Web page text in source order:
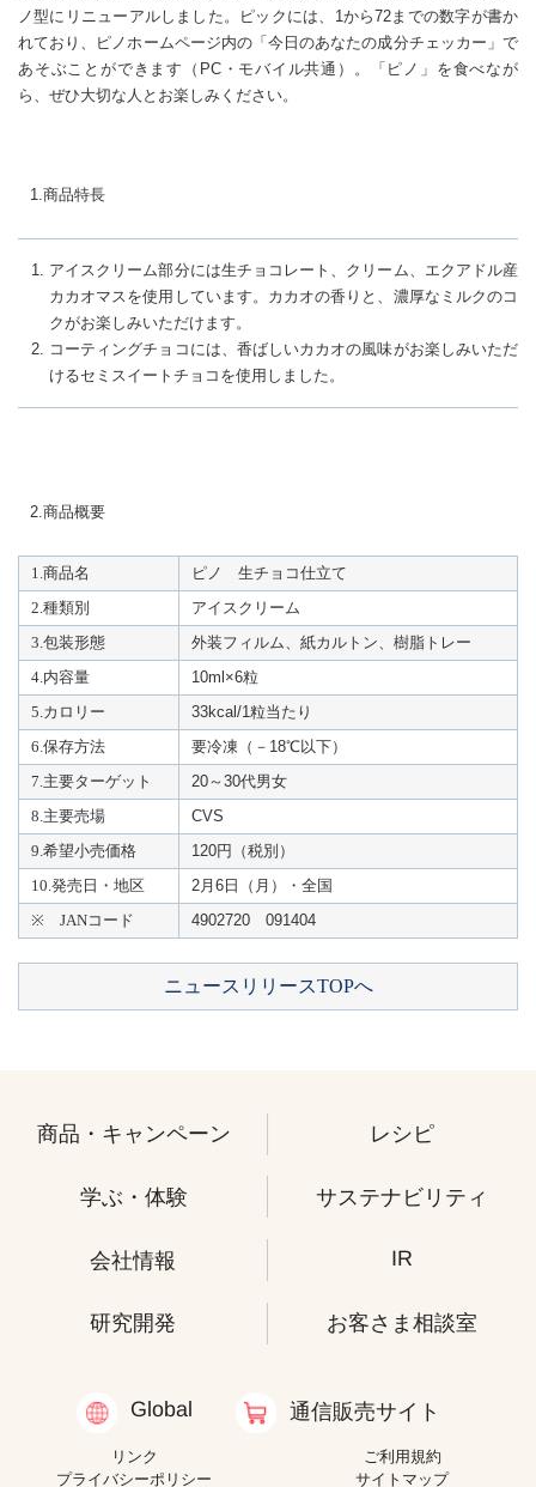
ノ型にリニューアルしました。ピックには、1から72までの数字が書か
れており、ピノホームページ内の「今日のあなたの成分チェッカー」で
あそぶことができます（PC・モバイル共通）。「ピノ」を食べなが
ら、ぜひ大切な人とお楽しみください。
1.商品特長
アイスクリーム部分には生チョコレート、クリーム、エクアドル産
カカオマスを使用しています。カカオの香りと、濃厚なミルクのコ
クがお楽しみいただけます。
コーティングチョコには、香ばしいカカオの風味がお楽しみいただ
けるセミスイートチョコを使用しました。
2.商品概要
1.商品名
ピノ 生チョコ仕立て
2.種類別
アイスクリーム
3.包装形態
外装フィルム、紙カルトン、樹脂トレー
4.内容量
10ml×6粒
5.カロリー
33kcal/1粒当たり
6.保存方法
要冷凍（－18℃以下）
7.主要ターゲット
20～30代男女
8.主要売場
CVS
9.希望小売価格
120円（税別）
10.発売日・地区
2月6日（月）・全国
※ JANコード
4902720 091404
ニュースリリースTOPへ
商品・キャンペーン レシピ
学ぶ・体験 サステナビリティ
会社情報 IR
研究開発 お客さま相談室
Global 通信販売サイト
リンク
ご利用規約
プライバシーポリシー
サイトマップ